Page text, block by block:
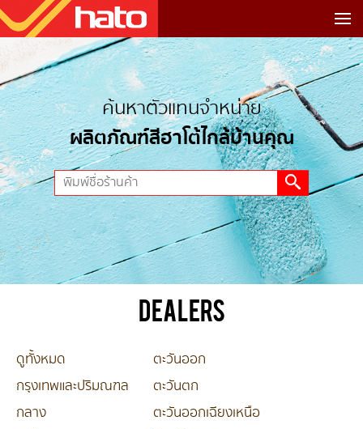
ค้นหาตัวแทนจำหน่าย
ผลิตภัณฑ์สีฮาโต้ไกล้บ้านคุณ
DEALERS
ดูทั้งหมด
กรุงเทพและปริมณฑล
กลาง
ตะวันออก
ตะวันตก
ตะวันออกเฉียงเหนือ